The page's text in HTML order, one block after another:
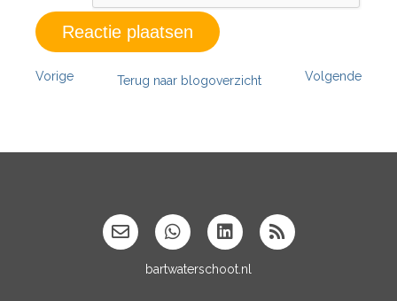
Vorige Terug naar blogoverzicht Volgende
bartwaterschoot.nl